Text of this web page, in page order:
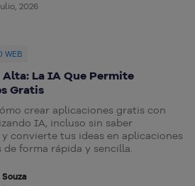
2026
WEB
Alta: La IA Que Permite
Gratis
crear aplicaciones gratis con
IA, incluso sin saber
convierte tus ideas en aplicaciones
de forma rápida y sencilla.